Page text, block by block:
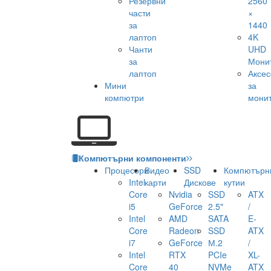
части
за
лаптоп
Чанти
за
лаптоп
Мини
компютри
×
1440
4K
UHD
за
Компютърни компоненти
Процесори
Intel
Core
i5
Intel
Core
i7
Intel
Core
Видео
карти
Nvidia
GeForce
AMD
Radeon
GeForce
RTX
40
SSD
Дискове
SSD
2.5"
SATA
SSD
М.2
PCIe
NVMe
кутии
ATX
/
E-
ATX
/
XL-
ATX